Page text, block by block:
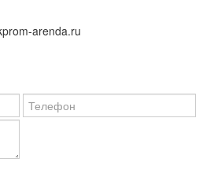
arenda.ru